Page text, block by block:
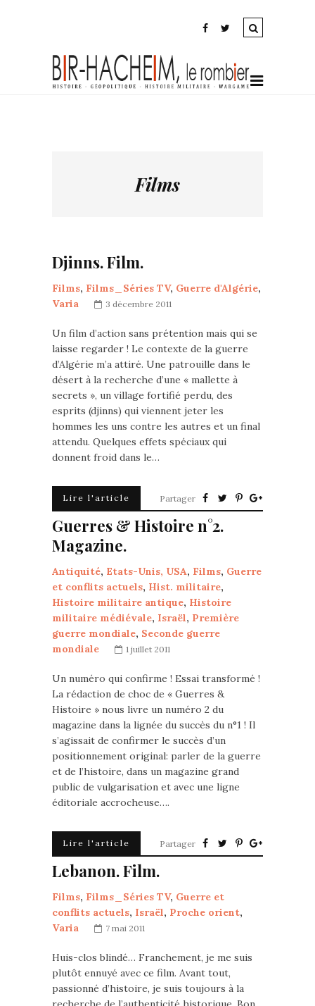
Films
Djinns. Film.
Films, Films_Séries TV, Guerre d'Algérie,
Varia
3 décembre 2011
Un film d’action sans prétention mais qui se
laisse regarder ! Le contexte de la guerre
d’Algérie m’a attiré. Une patrouille dans le
désert à la recherche d’une « mallette à
secrets », un village fortifié perdu, des
esprits (djinns) qui viennent jeter les
hommes les uns contre les autres et un final
attendu. Quelques effets spéciaux qui
donnent froid dans le…
Lire l'article Partager
Guerres & Histoire n°2.
Magazine.
Antiquité, Etats-Unis, USA, Films, Guerre
et conflits actuels, Hist. militaire,
Histoire militaire antique, Histoire
militaire médiévale, Israël, Première
guerre mondiale, Seconde guerre
mondiale
1 juillet 2011
Un numéro qui confirme ! Essai transformé !
La rédaction de choc de « Guerres &
Histoire » nous livre un numéro 2 du
magazine dans la lignée du succès du n°1 ! Il
s’agissait de confirmer le succès d’un
positionnement original: parler de la guerre
et de l’histoire, dans un magazine grand
public de vulgarisation et avec une ligne
éditoriale accrocheuse….
Lire l'article Partager
Lebanon. Film.
Films, Films_Séries TV, Guerre et
conflits actuels, Israël, Proche orient,
Varia
7 mai 2011
Huis-clos blindé… Franchement, je me suis
plutôt ennuyé avec ce film. Avant tout,
passionné d’histoire, je suis toujours à la